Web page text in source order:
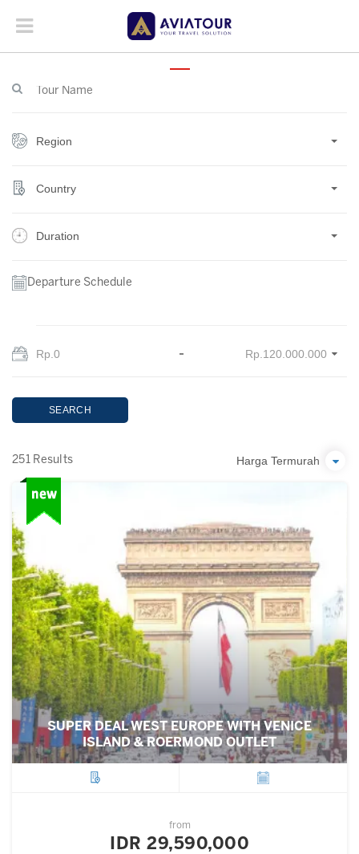
Region
Country
Duration
Departure Schedule
SEARCH
251 Results Harga Termurah
SUPER DEAL WEST EUROPE WITH VENICE
ISLAND & ROERMOND OUTLET
from
IDR 29,590,000